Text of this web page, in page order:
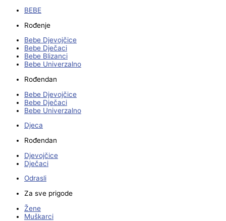
BEBE
Rođenje
Bebe Djevojčice
Bebe Dječaci
Bebe Blizanci
Bebe Univerzalno
Rođendan
Bebe Djevojčice
Bebe Dječaci
Bebe Univerzalno
Djeca
Rođendan
Djevojčice
Dječaci
Odrasli
Za sve prigode
Žene
Muškarci